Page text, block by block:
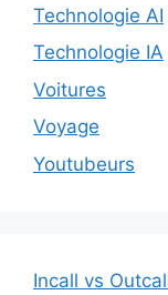
Technologie AI
Technologie IA
Voitures
Voyage
Youtubeurs
Incall vs